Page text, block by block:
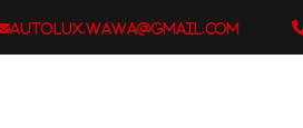
autolux.wawa@gmail.com